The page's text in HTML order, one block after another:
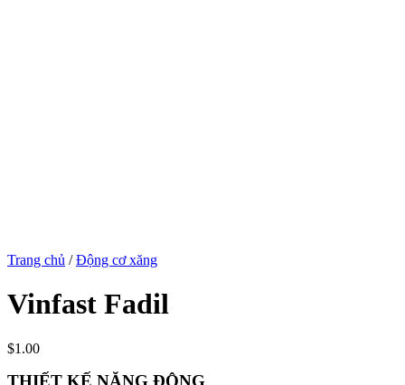
Trang chủ / Động cơ xăng
Vinfast Fadil
$1.00
THIẾT KẾ NĂNG ĐỘNG